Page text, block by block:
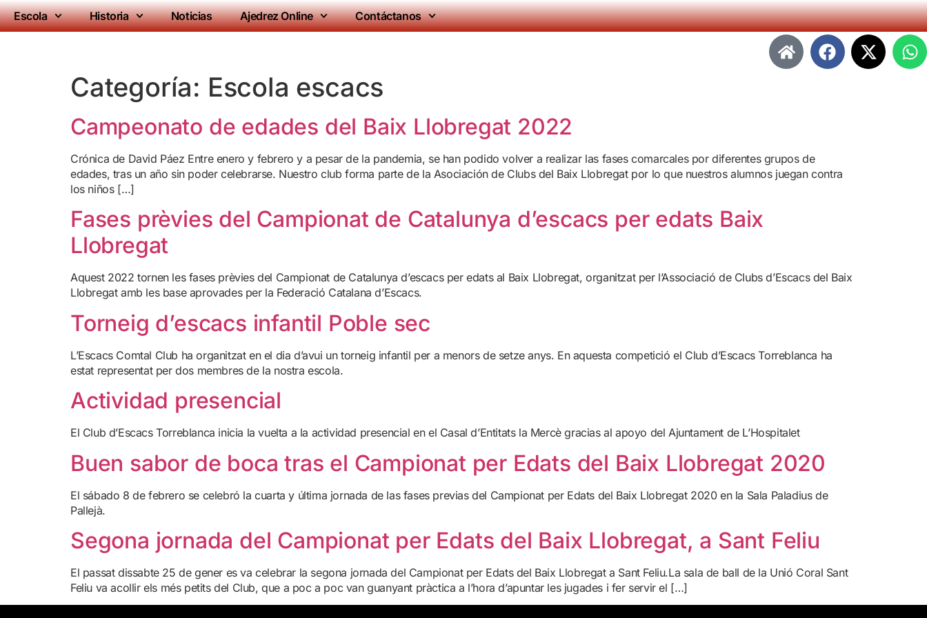
Escola Historia Noticias Ajedrez Online Contáctanos
Categoría: Escola escacs
Campeonato de edades del Baix Llobregat 2022
Crónica de David Páez Entre enero y febrero y a pesar de la pandemia, se han podido volver a realizar las fases comarcales por diferentes grupos de
edades, tras un año sin poder celebrarse. Nuestro club forma parte de la Asociación de Clubs del Baix Llobregat por lo que nuestros alumnos juegan contra
los niños […]
Fases prèvies del Campionat de Catalunya d’escacs per edats Baix
Llobregat
Aquest 2022 tornen les fases prèvies del Campionat de Catalunya d’escacs per edats al Baix Llobregat, organitzat per l’Associació de Clubs d’Escacs del Baix
Llobregat amb les base aprovades per la Federació Catalana d’Escacs.
Torneig d’escacs infantil Poble sec
L’Escacs Comtal Club ha organitzat en el dia d’avui un torneig infantil per a menors de setze anys. En aquesta competició el Club d’Escacs Torreblanca ha
estat representat per dos membres de la nostra escola.
Actividad presencial
El Club d’Escacs Torreblanca inicia la vuelta a la actividad presencial en el Casal d’Entitats la Mercè gracias al apoyo del Ajuntament de L’Hospitalet
Buen sabor de boca tras el Campionat per Edats del Baix Llobregat 2020
El sábado 8 de febrero se celebró la cuarta y última jornada de las fases previas del Campionat per Edats del Baix Llobregat 2020 en la Sala Paladius de
Pallejà.
Segona jornada del Campionat per Edats del Baix Llobregat, a Sant Feliu
El passat dissabte 25 de gener es va celebrar la segona jornada del Campionat per Edats del Baix Llobregat a Sant Feliu.La sala de ball de la Unió Coral Sant
Feliu va acollir els més petits del Club, que a poc a poc van guanyant pràctica a l’hora d’apuntar les jugades i fer servir el […]